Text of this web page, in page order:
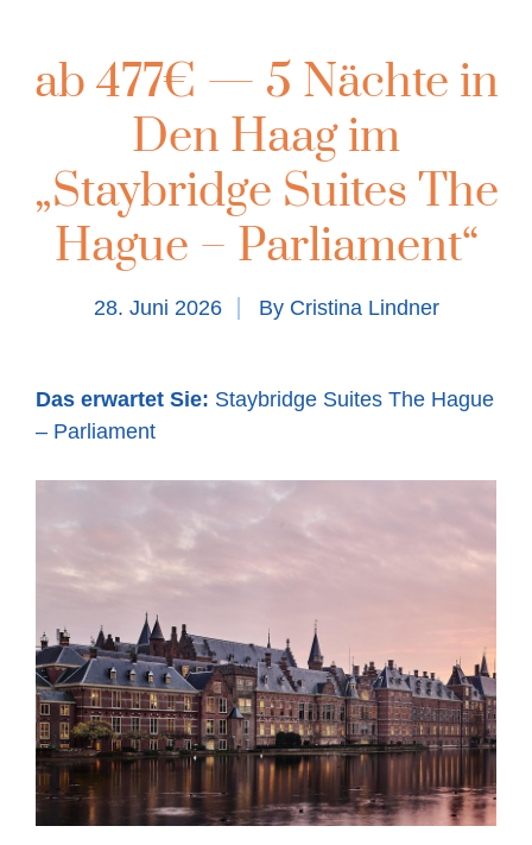
ab 477€ — 5 Nächte in
Den Haag im
„Staybridge Suites The
Hague – Parliament“
28. Juni 2026 By Cristina Lindner
Das erwartet Sie: Staybridge Suites The Hague
– Parliament